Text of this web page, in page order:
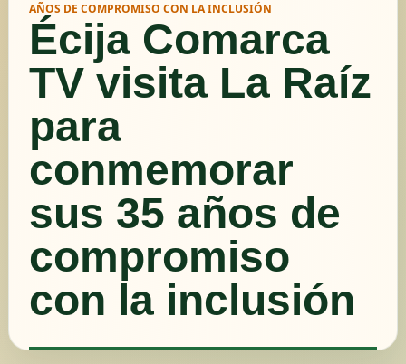
AÑOS DE COMPROMISO CON LA INCLUSIÓN
Écija Comarca
TV visita La Raíz
para
conmemorar
sus 35 años de
compromiso
con la inclusión